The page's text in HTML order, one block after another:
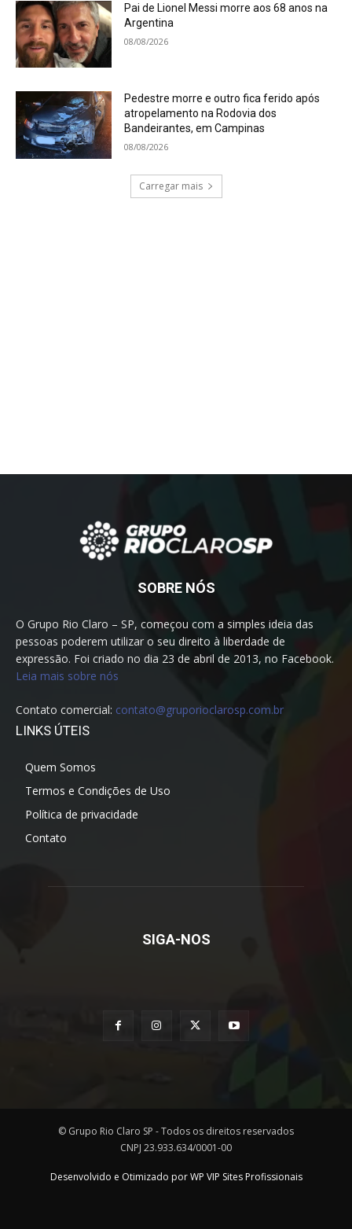
Pai de Lionel Messi morre aos 68 anos na
Argentina
08/08/2026
Pedestre morre e outro fica ferido após
atropelamento na Rodovia dos
Bandeirantes, em Campinas
08/08/2026
Carregar mais
SOBRE NÓS
O Grupo Rio Claro – SP, começou com a simples ideia das
pessoas poderem utilizar o seu direito à liberdade de
expressão. Foi criado no dia 23 de abril de 2013, no Facebook.
Leia mais sobre nós
Contato comercial: contato@gruporioclarosp.com.br
LINKS ÚTEIS
Quem Somos
Termos e Condições de Uso
Política de privacidade
Contato
SIGA-NOS
© Grupo Rio Claro SP - Todos os direitos reservados
CNPJ 23.933.634/0001-00
Desenvolvido e Otimizado por WP VIP Sites Profissionais